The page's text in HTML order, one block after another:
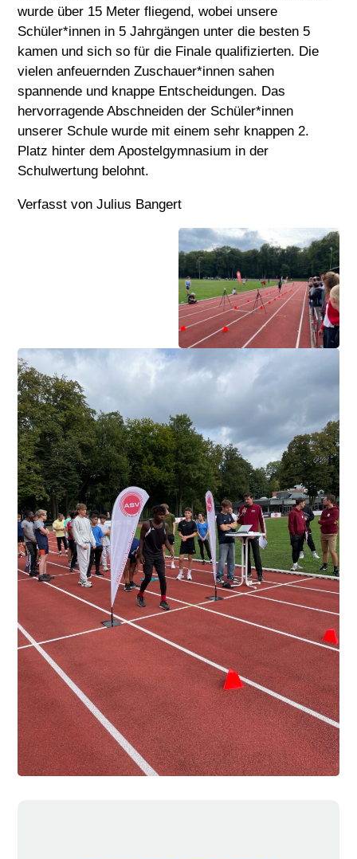
wurde über 15 Meter fliegend, wobei unsere
Schüler*innen in 5 Jahrgängen unter die besten 5
kamen und sich so für die Finale qualifizierten. Die
vielen anfeuernden Zuschauer*innen sahen
spannende und knappe Entscheidungen. Das
hervorragende Abschneiden der Schüler*innen
unserer Schule wurde mit einem sehr knappen 2.
Platz hinter dem Apostelgymnasium in der
Schulwertung belohnt.
Verfasst von Julius Bangert